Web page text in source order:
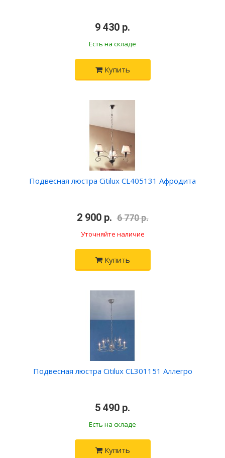
9 430 р.
Есть на складе
Купить
Подвесная люстра Citilux CL405131 Афродита
2 900 р. 6 770 р.
Уточняйте наличие
Купить
Подвесная люстра Citilux CL301151 Аллегро
5 490 р.
Есть на складе
Купить